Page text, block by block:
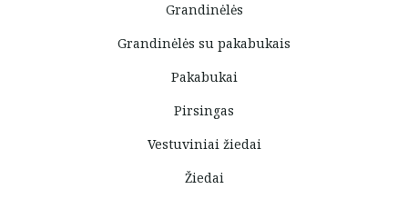
Grandinėlės
Grandinėlės su pakabukais
Pakabukai
Pirsingas
Vestuviniai žiedai
Žiedai